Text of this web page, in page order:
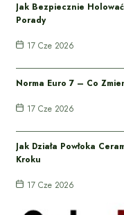
Jak Bezpiecznie
Porady
17 Cze 2026
Norma Euro 7 – Co
17 Cze 2026
Jak Działa Powłoka
Kroku
17 Cze 2026